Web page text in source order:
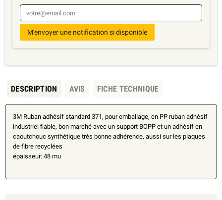
M'envoyer une notification si disponible
DESCRIPTION AVIS FICHE TECHNIQUE
3M Ruban adhésif standard 371, pour emballage, en PP ruban adhésif
industriel fiable, bon marché avec un support BOPP et un adhésif en
caoutchouc synthétique très bonne adhérence, aussi sur les plaques
de fibre recyclées
épaisseur: 48 mu